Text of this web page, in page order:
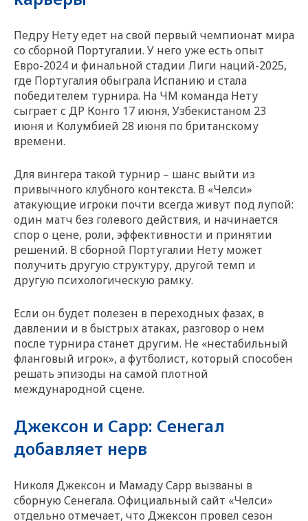
Педру Нету едет на свой первый чемпионат мира
со сборной Португалии. У него уже есть опыт
Евро-2024 и финальной стадии Лиги наций-2025,
где Португалия обыграла Испанию и стала
победителем турнира. На ЧМ команда Нету
сыграет с ДР Конго 17 июня, Узбекистаном 23
июня и Колумбией 28 июня по британскому
времени.
Для вингера такой турнир – шанс выйти из
привычного клубного контекста. В «Челси»
атакующие игроки почти всегда живут под лупой:
один матч без голевого действия, и начинается
спор о цене, роли, эффективности и принятии
решений. В сборной Португалии Нету может
получить другую структуру, другой темп и
другую психологическую рамку.
Если он будет полезен в переходных фазах, в
давлении и в быстрых атаках, разговор о нем
после турнира станет другим. Не «нестабильный
фланговый игрок», а футболист, который способен
решать эпизоды на самой плотной
международной сцене.
Джексон и Сарр: Сенегал
добавляет нерв
Николя Джексон и Мамаду Сарр вызваны в
сборную Сенегала. Официальный сайт «Челси»
отдельно отмечает, что Джексон провел сезон